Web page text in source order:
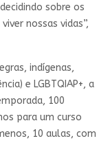
sobre os
nossas vidas”,
indígenas,
e LGBTQIAP+, a
100
para um curso
10 aulas, com